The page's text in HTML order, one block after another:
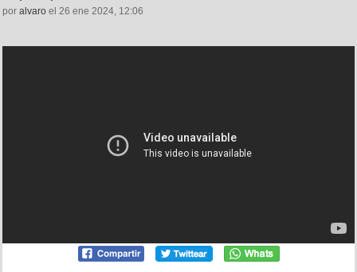
por alvaro el 26 ene 2024, 12:06